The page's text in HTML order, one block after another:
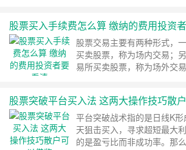
股票买入手续费怎么算 缴纳的费用投资
股票交易主要有两种形式，
买卖股票，称为场内交易；
易所买卖股票，称为场外交
股票突破平台买入法 这两大操作技巧散
平台突破战术指的是日线K
天狙击买入，寻求超短最大
的是盈亏比而非成功率。那